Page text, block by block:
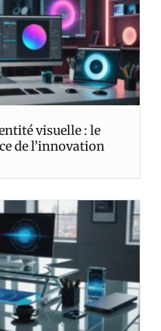
visuelle : le
de l’innovation